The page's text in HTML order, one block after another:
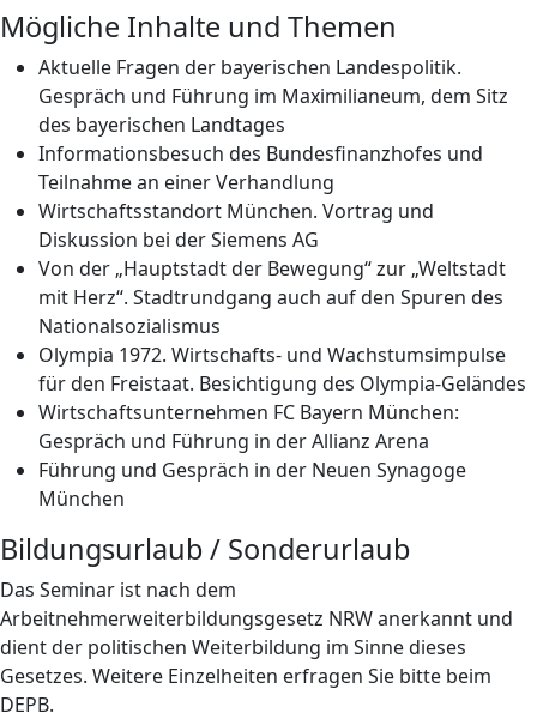
Mögliche Inhalte und Themen
Aktuelle Fragen der bayerischen Landespolitik.
Gespräch und Führung im Maximilianeum, dem Sitz
des bayerischen Landtages
Informationsbesuch des Bundesfinanzhofes und
Teilnahme an einer Verhandlung
Wirtschaftsstandort München. Vortrag und
Diskussion bei der Siemens AG
Von der „Hauptstadt der Bewegung“ zur „Weltstadt
mit Herz“. Stadtrundgang auch auf den Spuren des
Nationalsozialismus
Olympia 1972. Wirtschafts- und Wachstumsimpulse
für den Freistaat. Besichtigung des Olympia-Geländes
Wirtschaftsunternehmen FC Bayern München:
Gespräch und Führung in der Allianz Arena
Führung und Gespräch in der Neuen Synagoge
München
Bildungsurlaub / Sonderurlaub
Das Seminar ist nach dem
Arbeitnehmerweiterbildungsgesetz NRW anerkannt und
dient der politischen Weiterbildung im Sinne dieses
Gesetzes. Weitere Einzelheiten erfragen Sie bitte beim
DEPB.